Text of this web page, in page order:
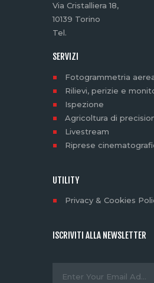
Via Cristalliera 18,
10139 Torino
Tel.
SERVIZI
Fotogrammetria
Rilievi, perizie e
Ispezione
Agricoltura di
Livestream
Riprese
UTILITY
Privacy & Cookies
ISCRIVITI ALLA NEWSLETTER